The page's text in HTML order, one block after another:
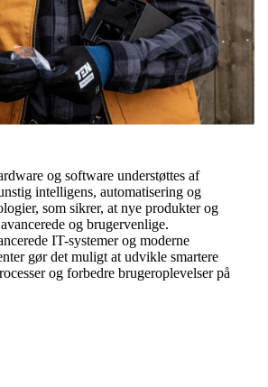
og software understøttes af
intelligens, automatisering og
som sikrer, at nye produkter og
og brugervenlige.
IT-systemer og moderne
gør det muligt at udvikle smartere
og forbedre brugeroplevelser på